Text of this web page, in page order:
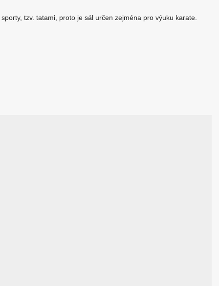
tzv. tatami, proto je sál určen zejména pro výuku karate.